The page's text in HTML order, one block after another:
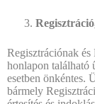
Regisztrációnak
honlapon található
esetben önkéntes.
bármely